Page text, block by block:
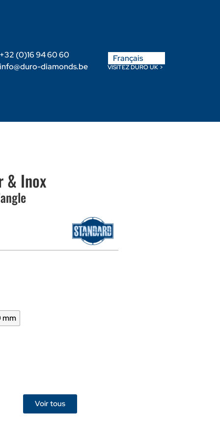
+32 (0)16 94 60 60
info@duro-diamonds.be
Français
Nederlands
VISITEZ DURO UK >
& Inox
mm
Voir tous